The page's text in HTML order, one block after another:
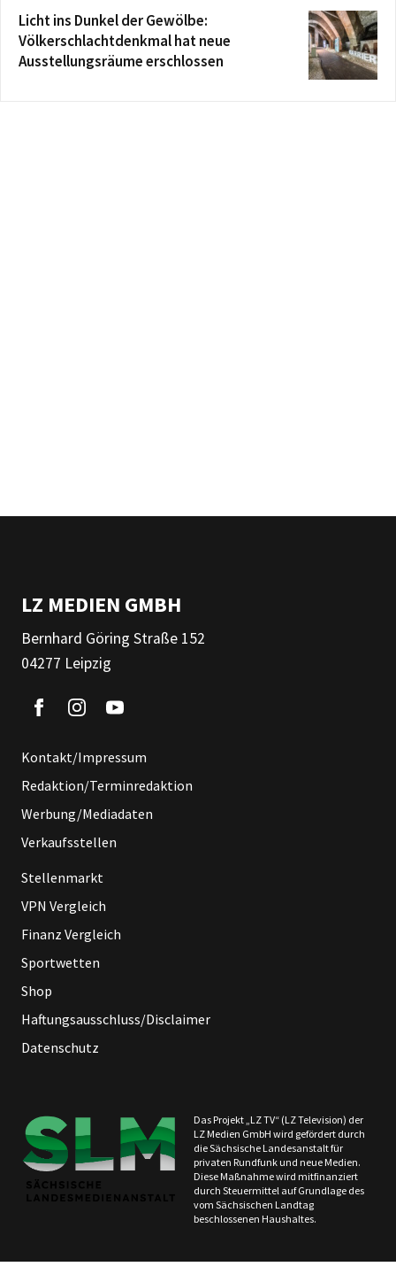
Licht ins Dunkel der Gewölbe:
Völkerschlachtdenkmal hat neue
Ausstellungsräume erschlossen
LZ MEDIEN GMBH
Bernhard Göring Straße 152
04277 Leipzig
Kontakt/Impressum
Redaktion/Terminredaktion
Werbung/Mediadaten
Verkaufsstellen
Stellenmarkt
VPN Vergleich
Finanz Vergleich
Sportwetten
Shop
Haftungsausschluss/Disclaimer
Datenschutz
Das Projekt „LZ TV“ (LZ Television) der
LZ Medien GmbH wird gefördert durch
die Sächsische Landesanstalt für
privaten Rundfunk und neue Medien.
Diese Maßnahme wird mitfinanziert
durch Steuermittel auf Grundlage des
vom Sächsischen Landtag
beschlossenen Haushaltes.